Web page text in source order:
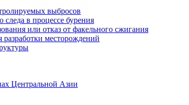
выбросов
в процессе бурения
или отказ от факельного сжигания
месторождений
Центральной Азии